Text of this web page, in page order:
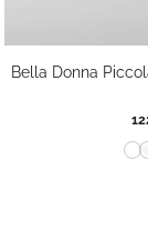
Bella Donna